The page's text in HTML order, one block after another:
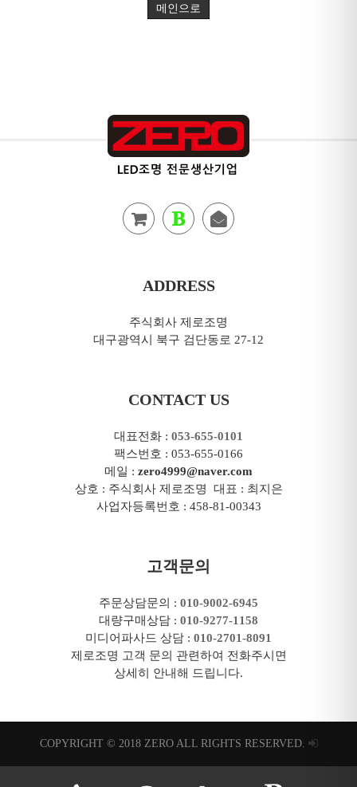
메인으로
ADDRESS
주식회사 제로조명
대구광역시 북구 검단동로 27-12
CONTACT US
대표전화 : 053-655-0101
팩스번호 : 053-655-0166
메일 : zero4999@naver.com
상호 : 주식회사 제로조명 대표 : 최지은
사업자등록번호 : 458-81-00343
고객문의
주문상담문의 : 010-9002-6945
대량구매상담 : 010-9277-1158
미디어파사드 상담 : 010-2701-8091
제로조명 고객 문의 관련하여 전화주시면
상세히 안내해 드립니다.
COPYRIGHT © 2018 ZERO ALL RIGHTS RESERVED.